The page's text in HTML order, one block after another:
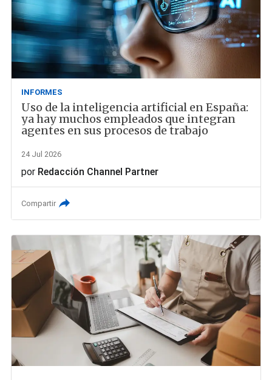
INFORMES
Uso de la inteligencia artificial en España:
ya hay muchos empleados que integran
agentes en sus procesos de trabajo
24 Jul 2026
por Redacción Channel Partner
Compartir